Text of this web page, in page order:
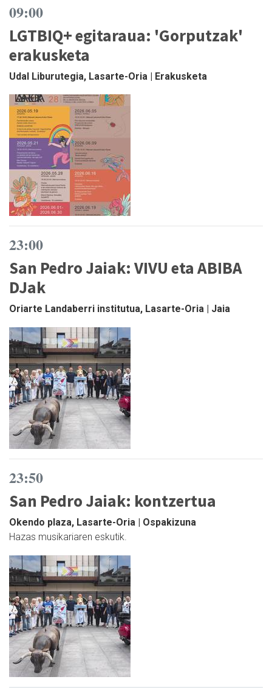
09:00
LGTBIQ+ egitaraua: 'Gorputzak'
erakusketa
Udal Liburutegia, Lasarte-Oria | Erakusketa
23:00
San Pedro Jaiak: VIVU eta ABIBA
DJak
Oriarte Landaberri institutua, Lasarte-Oria | Jaia
23:50
San Pedro Jaiak: kontzertua
Okendo plaza, Lasarte-Oria | Ospakizuna
Hazas musikariaren eskutik.